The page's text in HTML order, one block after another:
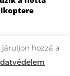
legendától
hozzá a